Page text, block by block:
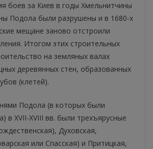
боев за Киев в годы Хмельнитчины
Подола были разрушены и в 1680-х
мещане заново отстроили
Итогом этих строительных
на земляных валах
деревянных стен, образованных
(клетей).
Подола (в которых были
в XVII-XVIІI вв. были трехъярусные
Духовская,
или Спасская) и Притицкая,